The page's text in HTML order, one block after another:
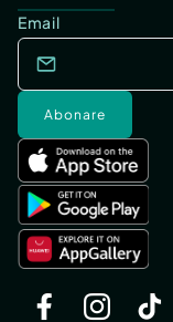
Email
Abonare